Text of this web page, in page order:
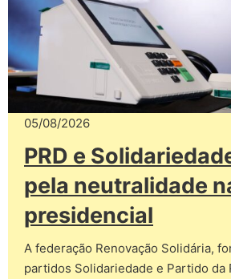
05/08/2026
PRD e
pela neutralidade
presidencial
A federação Renovação Solidária,
partidos Solidariedade e Partido da